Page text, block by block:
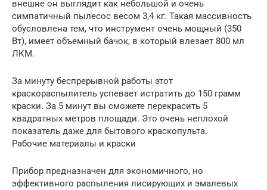
внешне он выглядит как небольшой и очень
симпатичный пылесос весом 3,4 кг. Такая массивность
обусловлена тем, что инструмент очень мощный (350
Вт), имеет объемный бачок, в который влезает 800 мл
ЛКМ.
За минуту беспрерывной работы этот
краскораспылитель успевает истратить до 150 грамм
краски. За 5 минут вы сможете перекрасить 5
квадратных метров площади. Это очень неплохой
показатель даже для бытового краскопульта.
Рабочие материалы и краски
Прибор предназначен для экономичного, но
эффективного распыления лисирующих и эмалевых